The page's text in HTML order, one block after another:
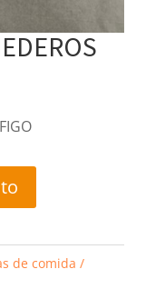
de comida